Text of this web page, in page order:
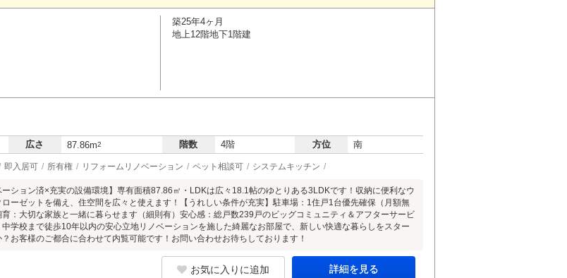
築25年4ヶ月
地上12階地下1階建
広さ 87.86m2 階数 4階 方位 南
即入居可 所有権 リフォームリノベーション ペット相談可 システムキッチン
ーション済×充実の設備環境】専有面積87.86㎡・LDKは広々18.1帖のゆとりある3LDKです！収納に便利なウ
ローゼットを備え、住空間を広々と使えます！【うれしい条件が充実】駐車場：1住戸1台優先確保（月額無
：大切な家族と一緒に暮らせます（細則有）安心感：総戸数239戸のビッグコミュニティ＆アフターサービ
中学校まで徒歩10年以内の安心立地リノベーションを施した綺麗なお部屋で、新しい快適な暮らしをスター
？お客様のご都合に合わせて内覧可能です！お問い合わせお待ちしております！
お気に入りに追加 詳細を見る